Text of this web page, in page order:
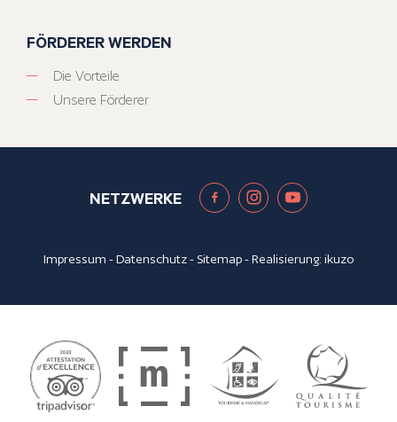
FÖRDERER WERDEN
Die Vorteile
Unsere Förderer
NETZWERKE
Impressum -Datenschutz- Sitemap- Realisierung:ikuzo